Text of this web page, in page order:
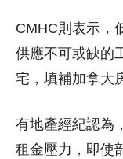
CMHC則表示，
供應不可或缺的
宅，填補加拿大
有地產經紀認為
租金壓力，即使